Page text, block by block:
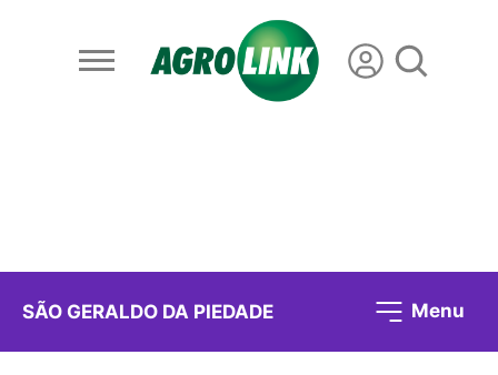
SÃO GERALDO DA PIEDADE Menu